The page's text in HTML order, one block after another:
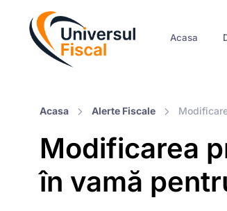
Acasa
Acasa Alerte Fiscale
Modificarea
în vamă